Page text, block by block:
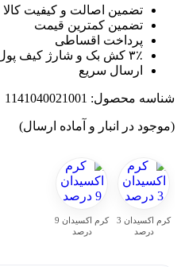
تضمین اصالت و کیفیت کالا
تضمین کمترین قیمت
پرداخت اقساطی
۳٪ کش بک و شارژ کیف پول
ارسال سریع
محصول:1141040021001
در انبار و آماده ارسال)
کرم اکسیدان 3
کرم اکسیدان 9